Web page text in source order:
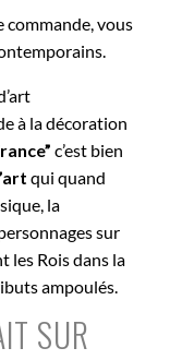
commande, vous
à la décoration
c’est bien
qui quand
la
sur
les Rois dans la
ampoulés.
SUR